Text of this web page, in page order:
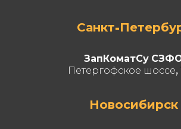
Санкт-
ЗапКоматСу
Петергофское шоссе,
Новосибирск